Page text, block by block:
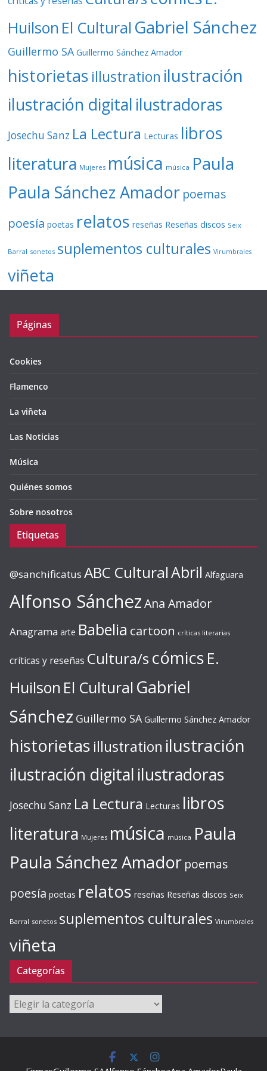
Huilson El Cultural Gabriel Sánchez
Guillermo SA Guillermo Sánchez Amador
historietas illustration ilustración
ilustración digital ilustradoras
Josechu Sanz La Lectura Lecturas libros
literatura Mujeres música música Paula
Paula Sánchez Amador poemas
poesía poetas relatos reseñas Reseñas discos Seix
Barral sonetos suplementos culturales Virumbrales
viñeta
Páginas
Cookies
Flamenco
La viñeta
Las Noticias
Música
Quiénes somos
Sobre nosotros
Etiquetas
@sanchificatus ABC CulturalAbril Alfaguara
Alfonso SánchezAna Amador
Anagrama arte Babelia cartoon críticas literarias
críticas y reseñas Cultura/s cómics E.
Huilson El Cultural Gabriel
Sánchez Guillermo SA Guillermo Sánchez Amador
historietas illustration ilustración
ilustración digital ilustradoras
Josechu Sanz La Lectura Lecturas libros
literatura Mujeres música música Paula
Paula Sánchez Amador poemas
poesía poetas relatos reseñas Reseñas discos Seix
Barral sonetos suplementos culturales Virumbrales
viñeta
Categorías
Categorías